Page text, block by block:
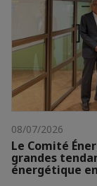
08/07/2026
Le Comité
grandes
énergétique